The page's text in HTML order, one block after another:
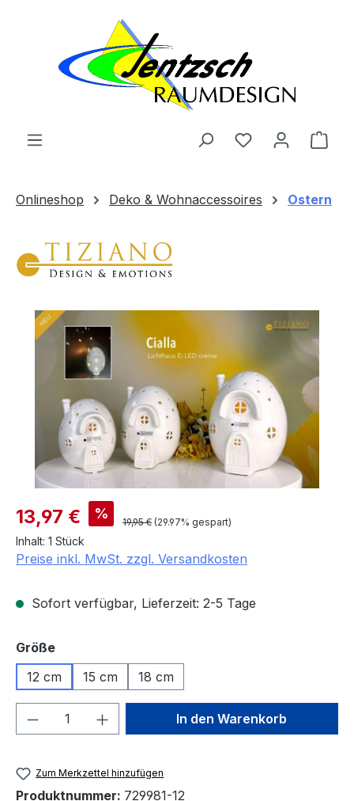
Zum Hauptinhalt springen
Onlineshop Deko & Wohnaccessoires Ostern
Bildergalerie überspringen
Verkaufspreis:
13,97 € % Regulärer Preis:
19,95 € (29.97% gespart)
Inhalt: 1 Stück
Preise inkl. MwSt. zzgl. Versandkosten
Sofort verfügbar, Lieferzeit: 2-5 Tage
Größeauswählen
12 cm
15 cm 18 cm
Produkt Anzahl: Gib denIn den Warenkorb
Zum Merkzettel hinzufügen
Produktnummer: 729981-12